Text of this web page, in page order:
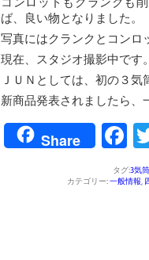
コンロッドもクランクも
ば、良い物となりました。
写真にはクランクとコンロ
現在、スタジオ撮影中です
ＪＵＮとしては、初の３
新商品発表されましたら、
Share
タグ:3気筒
カテゴリー:一般情報,